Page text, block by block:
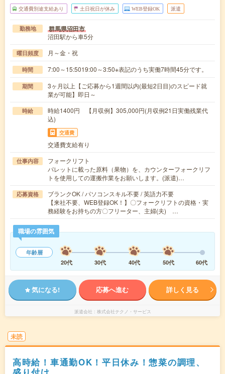
交通費別途支給あり 土日祝日が休み WEB登録OK 派遣
勤務地 群馬県沼田市
沼田駅から車5分
曜日頻度 月～金・祝
時間 7:00～15:5019:00～3:50※表記のうち実働7時間45分です。
期間
3ヶ月以上【ご応募から1週間以内(最短2日目)のスピード就
業が可能】即日～
時給
時給1400円 【月収例】305,000円(月収例21日実働残業代
込)
交通費
交通費支給有り
仕事内容
フォークリフト
パレットに載った原料（果物）を、カウンターフォークリフ
トを使用しての運搬作業をお願いします。(派遣)…
応募資格
ブランクOK / パソコンスキル不要 / 英語力不要
【来社不要、WEB登録OK！】〇フォークリフトの資格・実
務経験をお持ちの方〇フリーター、主婦(夫) …
職場の雰囲気
年齢層
20代
30代 40代 50代 60代
気になる! 応募へ進む 詳しく見る
派遣会社 株式会社テクノ・サービス
未読
高時給！車通勤OK！平日休み！惣菜の調理、